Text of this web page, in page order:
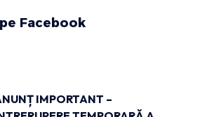
Facebook
IMPORTANT –